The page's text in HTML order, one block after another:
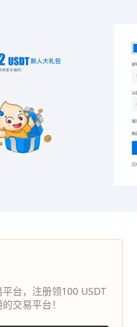
台，注册领100 USDT
交易平台！